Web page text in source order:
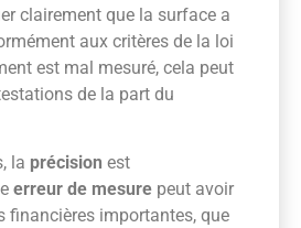
clairement que la surface a
aux critères de la loi
est mal mesuré, cela peut
de la part du
la précision est
erreur de mesure peut avoir
financières importantes, que